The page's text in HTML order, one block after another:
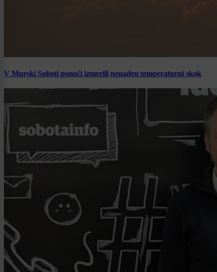
V Murski Soboti ponoči izmerili nenaden temperaturni skok